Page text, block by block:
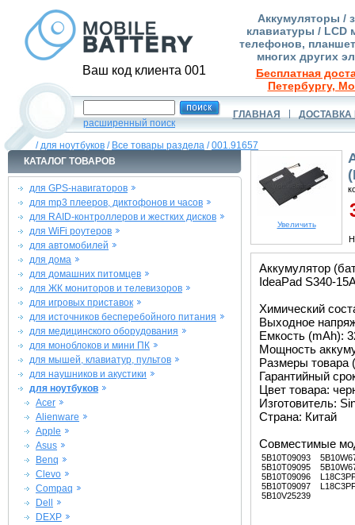
Ваш код клиента 001
Аккумуляторы /
клавиатуры / LCD
телефонов,
многих других
Бесплатная
Петербургу,
расширенный поиск
ГЛАВНАЯ ДОСТАВКА
/для ноутбуков / Все товары раздела /001.91657
КАТАЛОГ ТОВАРОВ
для GPS-навигаторов
для mp3 плееров, диктофонов и часов
для RAID-контроллеров и жестких дисков
для WiFi роутеров
для автомобилей
для дома
для домашних питомцев
для ЖК мониторов и телевизоров
для игровых приставок
для источников бесперебойного питания
для медицинского оборудования
для моноблоков и мини ПК
для мышей, клавиатур, пультов
для наушников и акустики
для ноутбуков
Acer
Alienware
Apple
Asus
Benq
Clevo
Compaq
Dell
DEXP
Увеличить
Аккумулятор
IdeaPad S340-
Химический
Выходное
Емкость (mAh):
Мощность
Размеры товара
Гарантийный
Цвет товара:
Изготовитель:
Страна: Китай
Совместимые
5B10T09093
5B10T09095
5B10T09096
5B10T09097
5B10V25239